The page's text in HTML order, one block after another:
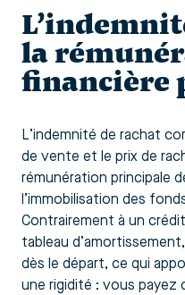
la
financière
L’indemnité de rachat
de vente et le prix de
rémunération principale
l’immobilisation des
Contrairement à un
tableau
dès le départ, ce qui
une rigidité : vous payez